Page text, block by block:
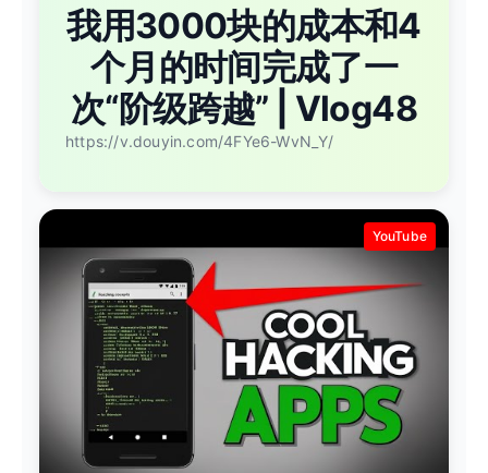
我用3000块的成本和4
个月的时间完成了一
次“阶级跨越” | Vlog48
https://v.douyin.com/4FYe6-WvN_Y/
YouTube